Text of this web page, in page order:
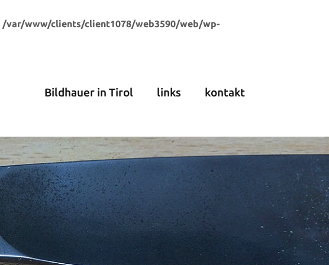
/var/www/clients/client1078/web3590/web/wp-
Bildhauer in Tirol links kontakt